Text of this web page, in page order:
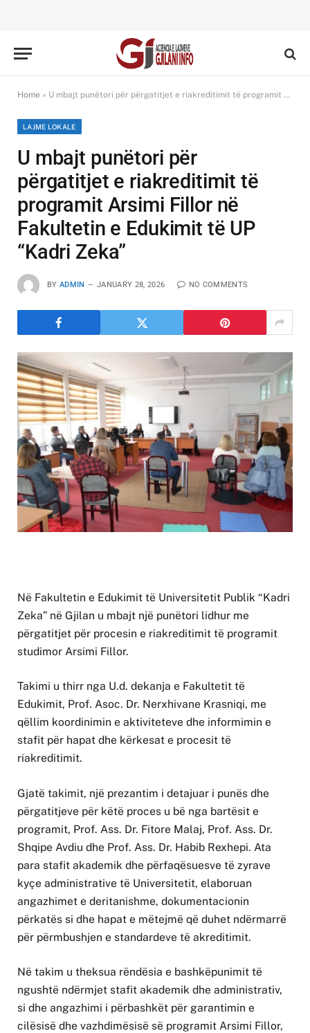
Home » U mbajt punëtori për përgatitjet e riakreditimit të programit Arsimi Fillor në Fakultetin e Edukimit të UP “Kadri Zeka”
LAJME LOKALE
U mbajt punëtori për
përgatitjet e riakreditimit të
programit Arsimi Fillor në
Fakultetin e Edukimit të UP
“Kadri Zeka”
BY ADMIN JANUARY 28, 2026 NO COMMENTS
Në Fakultetin e Edukimit të Universitetit Publik “Kadri
Zeka” në Gjilan u mbajt një punëtori lidhur me
përgatitjet për procesin e riakreditimit të programit
studimor Arsimi Fillor.
Takimi u thirr nga U.d. dekanja e Fakultetit të
Edukimit, Prof. Asoc. Dr. Nerxhivane Krasniqi, me
qëllim koordinimin e aktiviteteve dhe informimin e
stafit për hapat dhe kërkesat e procesit të
riakreditimit.
Gjatë takimit, një prezantim i detajuar i punës dhe
përgatitjeve për këtë proces u bë nga bartësit e
programit, Prof. Ass. Dr. Fitore Malaj, Prof. Ass. Dr.
Shqipe Avdiu dhe Prof. Ass. Dr. Habib Rexhepi. Ata
para stafit akademik dhe përfaqësuesve të zyrave
kyçe administrative të Universitetit, elaboruan
angazhimet e deritanishme, dokumentacionin
përkatës si dhe hapat e mëtejmë që duhet ndërmarrë
për përmbushjen e standardeve të akreditimit.
Në takim u theksua rëndësia e bashkëpunimit të
ngushtë ndërmjet stafit akademik dhe administrativ,
si dhe angazhimi i përbashkët për garantimin e
cilësisë dhe vazhdimësisë së programit Arsimi Fillor,